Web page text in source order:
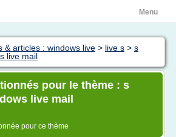
Menu
& articles : windows live > live s > s
live mail
pour le thème : s
live mail
pour ce thème